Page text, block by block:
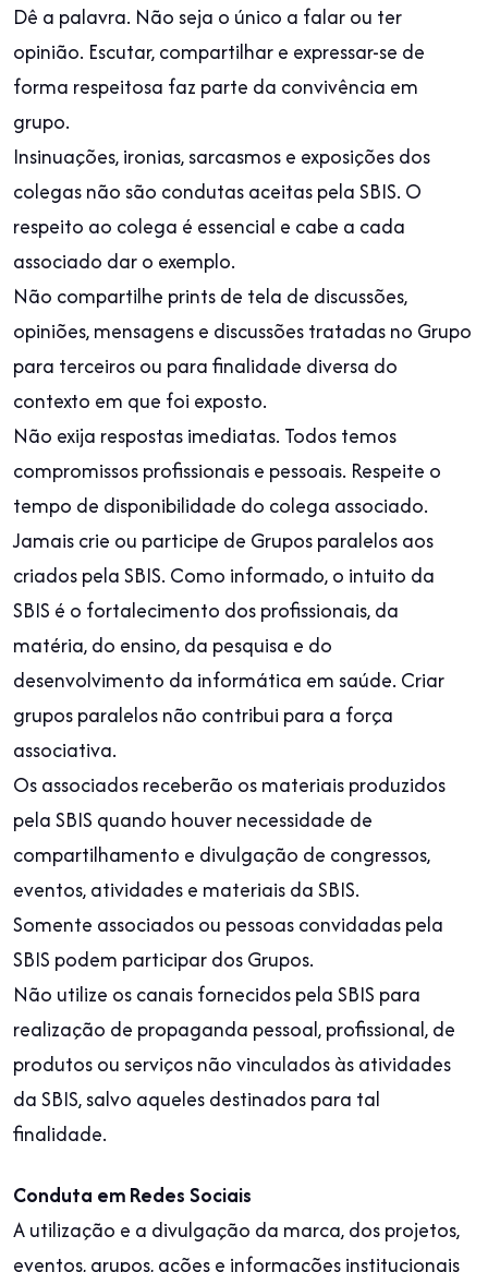
Dê a palavra. Não seja o único a falar ou ter
opinião. Escutar, compartilhar e expressar-se de
forma respeitosa faz parte da convivência em
grupo.
Insinuações, ironias, sarcasmos e exposições dos
colegas não são condutas aceitas pela SBIS. O
respeito ao colega é essencial e cabe a cada
associado dar o exemplo.
Não compartilhe prints de tela de discussões,
opiniões, mensagens e discussões tratadas no Grupo
para terceiros ou para finalidade diversa do
contexto em que foi exposto.
Não exija respostas imediatas. Todos temos
compromissos profissionais e pessoais. Respeite o
tempo de disponibilidade do colega associado.
Jamais crie ou participe de Grupos paralelos aos
criados pela SBIS. Como informado, o intuito da
SBIS é o fortalecimento dos profissionais, da
matéria, do ensino, da pesquisa e do
desenvolvimento da informática em saúde. Criar
grupos paralelos não contribui para a força
associativa.
Os associados receberão os materiais produzidos
pela SBIS quando houver necessidade de
compartilhamento e divulgação de congressos,
eventos, atividades e materiais da SBIS.
Somente associados ou pessoas convidadas pela
SBIS podem participar dos Grupos.
Não utilize os canais fornecidos pela SBIS para
realização de propaganda pessoal, profissional, de
produtos ou serviços não vinculados às atividades
da SBIS, salvo aqueles destinados para tal
finalidade.
Conduta em Redes Sociais
A utilização e a divulgação da marca, dos projetos,
eventos, grupos, ações e informações institucionais